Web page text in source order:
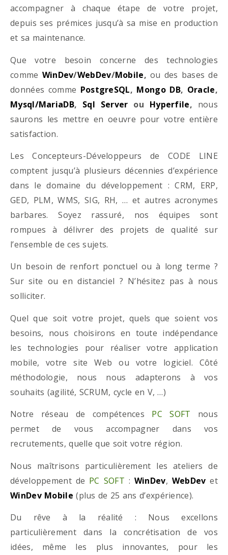
accompagner à chaque étape de votre projet,
depuis ses prémices jusqu’à sa mise en production
et sa maintenance.
Que votre besoin concerne des technologies
comme WinDev/WebDev/Mobile, ou des bases de
données comme PostgreSQL, Mongo DB, Oracle,
Mysql/MariaDB, Sql Server ou Hyperfile, nous
saurons les mettre en oeuvre pour votre entière
satisfaction.
Les Concepteurs-Développeurs de CODE LINE
comptent jusqu’à plusieurs décennies d’expérience
dans le domaine du développement : CRM, ERP,
GED, PLM, WMS, SIG, RH, … et autres acronymes
barbares. Soyez rassuré, nos équipes sont
rompues à délivrer des projets de qualité sur
l’ensemble de ces sujets.
Un besoin de renfort ponctuel ou à long terme ?
Sur site ou en distanciel ? N’hésitez pas à nous
solliciter.
Quel que soit votre projet, quels que soient vos
besoins, nous choisirons en toute indépendance
les technologies pour réaliser votre application
mobile, votre site Web ou votre logiciel. Côté
méthodologie, nous nous adapterons à vos
souhaits (agilité, SCRUM, cycle en V, …)
Notre réseau de compétences PC SOFT nous
permet de vous accompagner dans vos
recrutements, quelle que soit votre région.
Nous maîtrisons particulièrement les ateliers de
développement de PC SOFT : WinDev, WebDev et
WinDev Mobile (plus de 25 ans d’expérience).
Du rêve à la réalité : Nous excellons
particulièrement dans la concrétisation de vos
idées, même les plus innovantes, pour les